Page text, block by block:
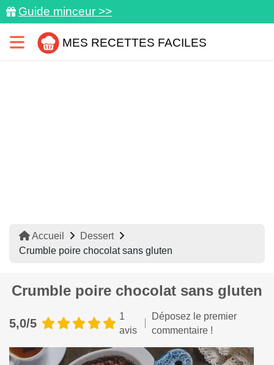
Guide minceur >>
MES RECETTES FACILES
Accueil
Dessert
Crumble poire chocolat sans gluten
Crumble poire chocolat sans gluten
5,0/5
1
avis
Déposez le premier
commentaire !